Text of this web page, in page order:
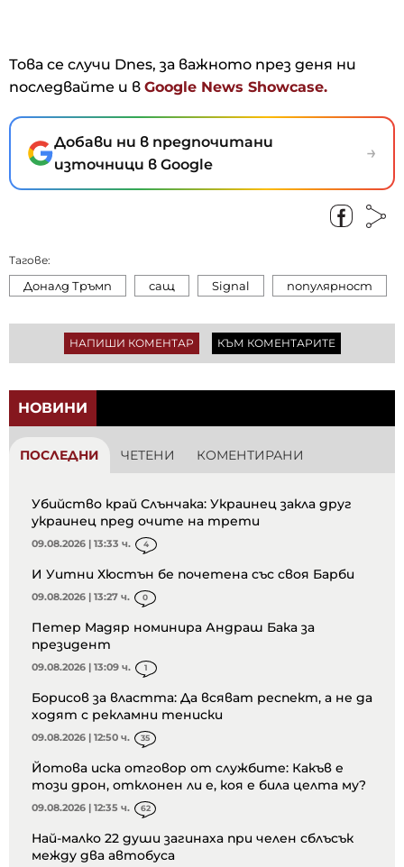
Това се случи Dnes, за важното през деня ни
последвайте и в Google News Showcase.
Добави ни в предпочитани
източници в Google
→
Тагове:
Доналд Тръмп сащ Signal популярност
НАПИШИ КОМЕНТАР КЪМ КОМЕНТАРИТЕ
НОВИНИ
ПОСЛЕДНИ ЧЕТЕНИ КОМЕНТИРАНИ
Убийство край Слънчака: Украинец закла друг
украинец пред очите на трети
09.08.2026 | 13:33 ч. 4
И Уитни Хюстън бе почетена със своя Барби
09.08.2026 | 13:27 ч. 0
Петер Мадяр номинира Андраш Бака за
президент
09.08.2026 | 13:09 ч. 1
Борисов за властта: Да всяват респект, а не да
ходят с рекламни тениски
09.08.2026 | 12:50 ч. 35
Йотова иска отговор от службите: Какъв е
този дрон, отклонен ли е, коя е била целта му?
09.08.2026 | 12:35 ч. 62
Най-малко 22 души загинаха при челен сблъсък
между два автобуса